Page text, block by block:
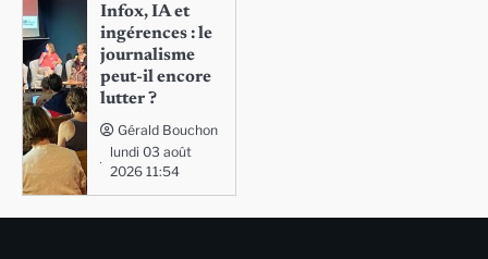
Infox, IA et
ingérences : le
journalisme
peut-il encore
lutter ?
Gérald Bouchon
lundi 03 août
2026 11:54